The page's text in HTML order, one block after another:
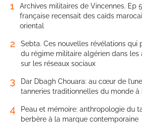
1
Archives militaires de Vincennes. Ep
française recensait des caïds
oriental
2
Sebta. Ces nouvelles révélations qui
du régime militaire algérien dans
sur les réseaux sociaux
3
Dar Dbagh Chouara: au cœur de
tanneries traditionnelles du monde à
4
Peau et mémoire: anthropologie du
berbère à la marque contemporaine